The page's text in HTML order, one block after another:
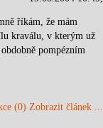
říkám, že mám
kraválu, v kterým už
pompézním
(0) Zobrazit článek ...